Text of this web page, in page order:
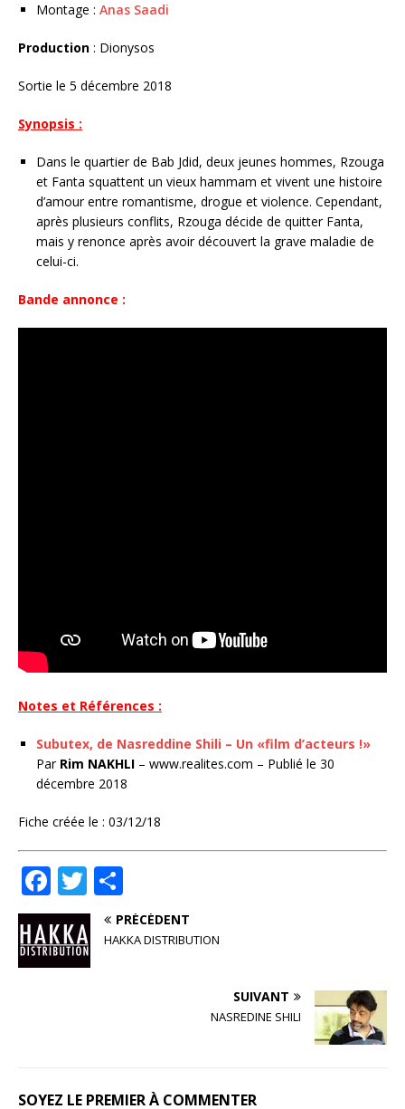
Montage : Anas Saadi
Production : Dionysos
Sortie le 5 décembre 2018
Synopsis :
Dans le quartier de Bab Jdid, deux jeunes hommes, Rzouga
et Fanta squattent un vieux hammam et vivent une histoire
d’amour entre romantisme, drogue et violence. Cependant,
après plusieurs conflits, Rzouga décide de quitter Fanta,
mais y renonce après avoir découvert la grave maladie de
celui-ci.
Bande annonce :
Notes et Références :
Subutex, de Nasreddine Shili – Un «film d’acteurs !»
Par Rim NAKHLI – www.realites.com – Publié le 30
décembre 2018
Fiche créée le : 03/12/18
F
a
c
e
T
w
it
te
ar
ta
PRÉCÉDENT
HAKKA DISTRIBUTION
SUIVANT
NASREDINE SHILI
SOYEZ LE PREMIER À COMMENTER